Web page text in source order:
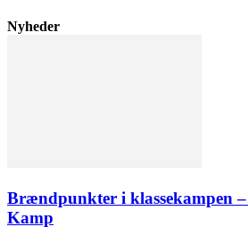
Nyheder
Brændpunkter i klassekampen
Kamp